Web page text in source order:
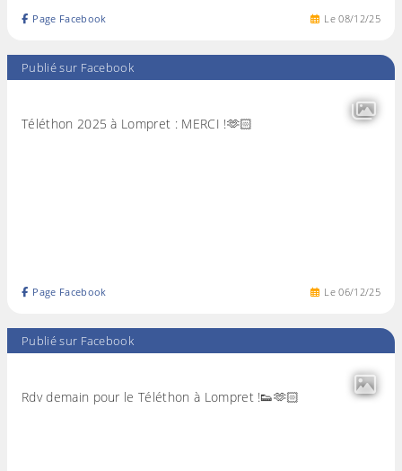
Le08/12/25
Page Facebook
Publié sur Facebook
Téléthon 2025 à Lompret : MERCI !🫶🏻
Le06/12/25
Page Facebook
Publié sur Facebook
Rdv demain pour le Téléthon à Lompret !👟🫶🏻